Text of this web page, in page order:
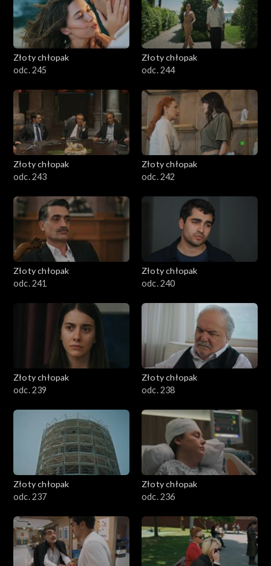
Złoty chłopak
odc. 245
Złoty chłopak
odc. 244
Złoty chłopak
odc. 243
Złoty chłopak
odc. 242
Złoty chłopak
odc. 241
Złoty chłopak
odc. 240
Złoty chłopak
odc. 239
Złoty chłopak
odc. 238
Złoty chłopak
odc. 237
Złoty chłopak
odc. 236